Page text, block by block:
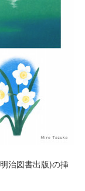
治図書出版)の挿